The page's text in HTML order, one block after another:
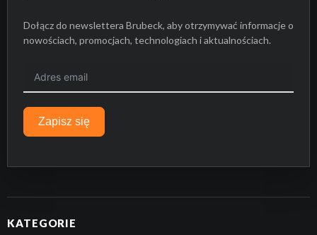
Dołącz do newslettera Brubeck, aby otrzymywać informacje o
nowościach, promocjach, technologiach i aktualnościach.
Zapisz się
KATEGORIE